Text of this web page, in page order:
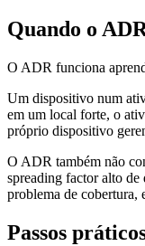
Quando o
O ADR funciona
Um dispositivo num
em um local forte, o
próprio dispositivo
O ADR também não
spreading factor alto
problema de cobertura,
Passos